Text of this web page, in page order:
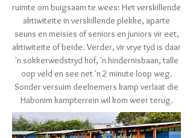
ruimte om buigsaam te wees: Het verskillende
aktiwiteite in verskillende plekke, aparte
seuns en meisies of seniors en juniors vir eet,
aktiwiteite of beide. Verder, vir vrye tyd is daar
'n sokkerwedstryd hof, 'n hindernisbaan, talle
oop veld en see net 'n 2 minute loop weg.
Sonder versuim deelnemers kamp verlaat die
Habonim kampterrein wil kom weer terug.